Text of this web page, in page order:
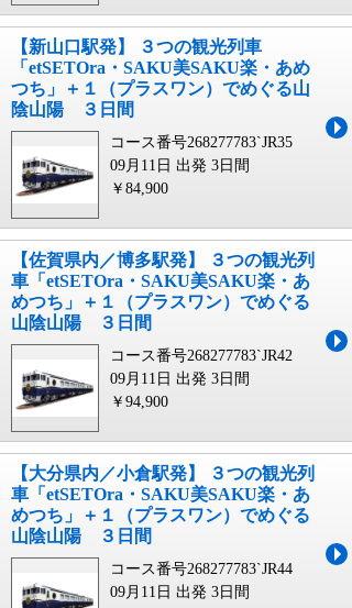
【新山口駅発】 ３つの観光列車
「etSETOra・SAKU美SAKU楽・あめ
つち」＋１（プラスワン）でめぐる山
陰山陽 ３日間
コース番号268277783`JR35
09月11日 出発 3日間
￥84,900
【佐賀県内／博多駅発】 ３つの観光列
車「etSETOra・SAKU美SAKU楽・あ
めつち」＋１（プラスワン）でめぐる
山陰山陽 ３日間
コース番号268277783`JR42
09月11日 出発 3日間
￥94,900
【大分県内／小倉駅発】 ３つの観光列
車「etSETOra・SAKU美SAKU楽・あ
めつち」＋１（プラスワン）でめぐる
山陰山陽 ３日間
コース番号268277783`JR44
09月11日 出発 3日間